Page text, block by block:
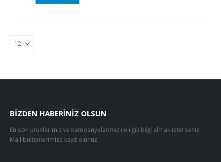
BIZDEN HABERINIZ OLSUN
En son ürünlerimiz ve Kampanyalarımız ile ilgili bilgi almak isterseniz
Mail bültenlerimize kayıt olunuz.